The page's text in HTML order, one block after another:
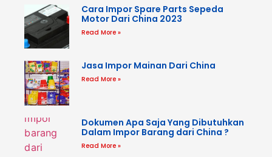
Cara Impor Spare Parts Sepeda
Motor Dari China 2023
Read More »
Jasa Impor Mainan Dari China
Read More »
Dokumen Apa Saja Yang Dibutuhkan
Dalam Impor Barang dari China ?
Read More »